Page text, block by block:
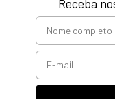
Receba